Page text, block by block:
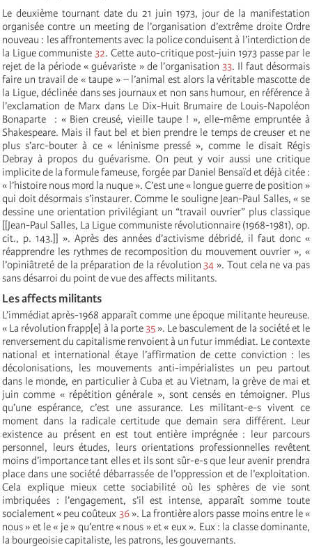
Le deuxième tournant date du 21 juin 1973, jour de la manifestation
organisée contre un meeting de l’organisation d’extrême droite Ordre
nouveau : les affrontements avec la police conduisent à l’interdiction de
la Ligue communiste 32. Cette auto-critique post-juin 1973 passe par le
rejet de la période « guévariste » de l’organisation 33. Il faut désormais
faire un travail de « taupe » – l’animal est alors la véritable mascotte de
la Ligue, déclinée dans ses journaux et non sans humour, en référence à
l’exclamation de Marx dans Le Dix-Huit Brumaire de Louis-Napoléon
Bonaparte : « Bien creusé, vieille taupe ! », elle-même empruntée à
Shakespeare. Mais il faut bel et bien prendre le temps de creuser et ne
plus s’arc-bouter à ce « léninisme pressé », comme le disait Régis
Debray à propos du guévarisme. On peut y voir aussi une critique
implicite de la formule fameuse, forgée par Daniel Bensaïd et déjà citée :
« l’histoire nous mord la nuque ». C’est une « longue guerre de position »
qui doit désormais s’instaurer. Comme le souligne Jean-Paul Salles, « se
dessine une orientation privilégiant un “travail ouvrier” plus classique
[[Jean-Paul Salles, La Ligue communiste révolutionnaire (1968-1981), op.
cit., p. 143.]] ». Après des années d’activisme débridé, il faut donc «
réapprendre les rythmes de recomposition du mouvement ouvrier », «
l’opiniâtreté de la préparation de la révolution 34 ». Tout cela ne va pas
sans désarroi du point de vue des affects militants.
Les affects militants
L’immédiat après-1968 apparaît comme une époque militante heureuse.
« La révolution frapp[e] à la porte 35». Le basculement de la société et le
renversement du capitalisme renvoient à un futur immédiat. Le contexte
national et international étaye l’affirmation de cette conviction : les
décolonisations, les mouvements anti-impérialistes un peu partout
dans le monde, en particulier à Cuba et au Vietnam, la grève de mai et
juin comme « répétition générale », sont censés en témoigner. Plus
qu’une espérance, c’est une assurance. Les militant-e-s vivent ce
moment dans la radicale certitude que demain sera différent. Leur
existence au présent en est tout entière imprégnée : leur parcours
personnel, leurs études, leurs orientations professionnelles revêtent
moins d’importance tant elles et ils sont sûr-e-s que leur avenir prendra
place dans une société débarrassée de l’oppression et de l’exploitation.
Cela explique mieux cette sociabilité où les sphères de vie sont
imbriquées : l’engagement, s’il est intense, apparaît somme toute
socialement « peu coûteux 36». La frontière alors passe moins entre le «
nous » et le « je » qu’entre « nous » et « eux ». Eux : la classe dominante,
la bourgeoisie capitaliste, les patrons, les gouvernants.